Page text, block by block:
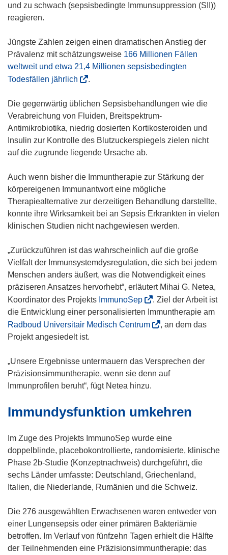
und zu schwach (sepsisbedingte Immunsuppression (SII))
reagieren.
Jüngste Zahlen zeigen einen dramatischen Anstieg der
Prävalenz mit schätzungsweise 166 Millionen Fällen
weltweit und etwa 21,4 Millionen sepsisbedingten
Todesfällen jährlich
f
f
n
e
t
n
n
e
u
e
F
e
n
s
t
e
r
)
.
Die gegenwärtig üblichen Sepsisbehandlungen wie die
Verabreichung von Fluiden, Breitspektrum-
Antimikrobiotika, niedrig dosierten Kortikosteroiden und
Insulin zur Kontrolle des Blutzuckerspiegels zielen nicht
auf die zugrunde liegende Ursache ab.
Auch wenn bisher die Immuntherapie zur Stärkung der
körpereigenen Immunantwort eine mögliche
Therapiealternative zur derzeitigen Behandlung darstellte,
konnte ihre Wirksamkeit bei an Sepsis Erkrankten in vielen
klinischen Studien nicht nachgewiesen werden.
„Zurückzuführen ist das wahrscheinlich auf die große
Vielfalt der Immunsystemdysregulation, die sich bei jedem
Menschen anders äußert, was die Notwendigkeit eines
präziseren Ansatzes hervorhebt“, erläutert Mihai G. Netea,
Koordinator des Projekts ImmunoSep(
ö
f
e
t
i
n
m
F
. Ziel der Arbeit ist
die Entwicklung einer personalisierten Immuntherapie am
Radboud Universitair Medisch Centrum(
f
n
i
e
e
m
, an dem das
Projekt angesiedelt ist.
„Unsere Ergebnisse untermauern das Versprechen der
Präzisionsimmuntherapie, wenn sie denn auf
Immunprofilen beruht“, fügt Netea hinzu.
Immundysfunktion umkehren
Im Zuge des Projekts ImmunoSep wurde eine
doppelblinde, placebokontrollierte, randomisierte, klinische
Phase 2b-Studie (Konzeptnachweis) durchgeführt, die
sechs Länder umfasste: Deutschland, Griechenland,
Italien, die Niederlande, Rumänien und die Schweiz.
Die 276 ausgewählten Erwachsenen waren entweder von
einer Lungensepsis oder einer primären Bakteriämie
betroffen. Im Verlauf von fünfzehn Tagen erhielt die Hälfte
der Teilnehmenden eine Präzisionsimmuntherapie: das